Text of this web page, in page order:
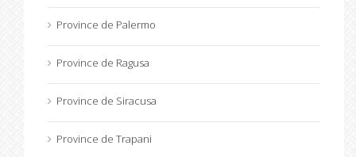
Province de Palermo
Province de Ragusa
Province de Siracusa
Province de Trapani